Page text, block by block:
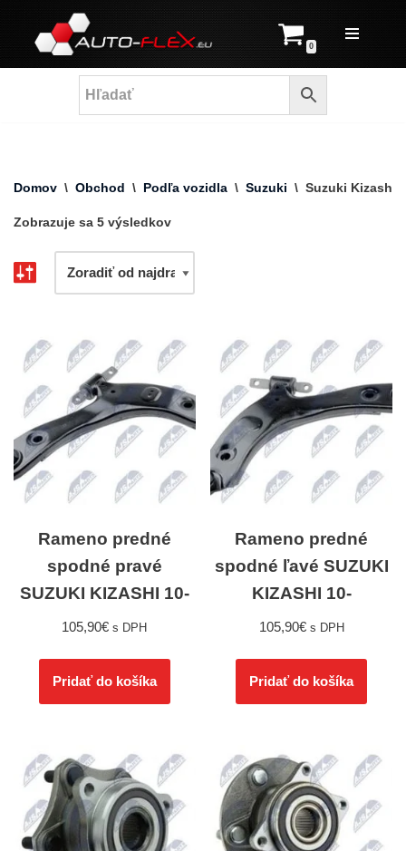
Prejsť
na
0
Domov \ Obchod \ Podľa vozidla \ Suzuki \ Suzuki Kizashi
Zobrazuje sa 5 výsledkov
Rameno predné
spodné pravé
SUZUKI KIZASHI 10-
105,90€ s DPH
Pridať do košíka
Rameno predné
spodné ľavé SUZUKI
KIZASHI 10-
105,90€ s DPH
Pridať do košíka